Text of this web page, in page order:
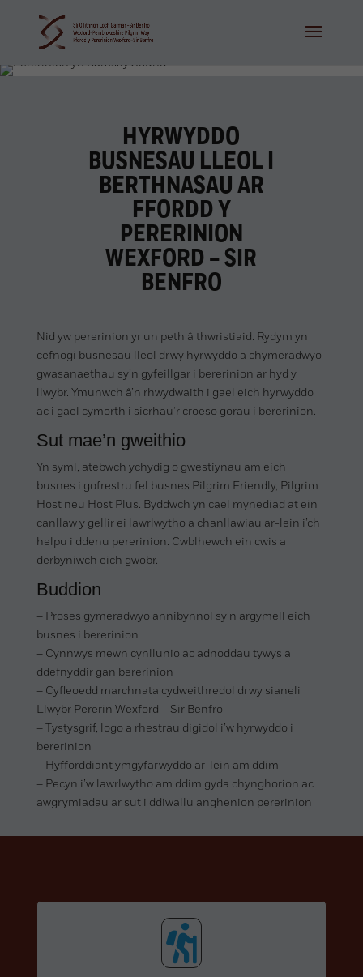
HYRWYDDO
BUSNESAU LLEOL I
BERTHNASAU AR
FFORDD Y
PERERINION
WEXFORD – SIR
BENFRO
Nid yw pererinion yr un peth â thwristiaid. Rydym yn
cefnogi busnesau lleol drwy hyrwyddo a chymeradwyo
gwasanaethau sy’n gyfeillgar i bererinion ar hyd y
llwybr. Ymunwch â’n rhwydwaith i gael eich hyrwyddo
ac i gael cymorth i sicrhau’r croeso gorau i bererinion.
Sut mae’n gweithio
Yn syml, atebwch ychydig o gwestiynau am eich
busnes i gofrestru fel busnes Pilgrim Friendly, Pilgrim
Host neu Host Plus. Byddwch yn cael mynediad at ein
canllaw y gellir ei lawrlwytho a chanllawiau ar-lein i’ch
helpu i ddenu pererinion. Cwblhewch ein cwis a
derbyniwch eich gwobr.
Buddion
– Proses gymeradwyo annibynnol sy’n argymell eich
busnes i bererinion
– Cynnwys mewn cynllunio ac adnoddau tywys a
ddefnyddir gan bererinion
– Cyfleoedd marchnata cydweithredol drwy sianeli
Llwybr Pererin Wexford – Sir Benfro
– Tystysgrif, logo a rhestrau digidol i’w hyrwyddo i
bererinion
– Hyfforddiant ymgyfarwyddo ar-lein am ddim
– Pecyn i’w lawrlwytho am ddim gyda chynghorion ac
awgrymiadau ar sut i ddiwallu anghenion pererinion
